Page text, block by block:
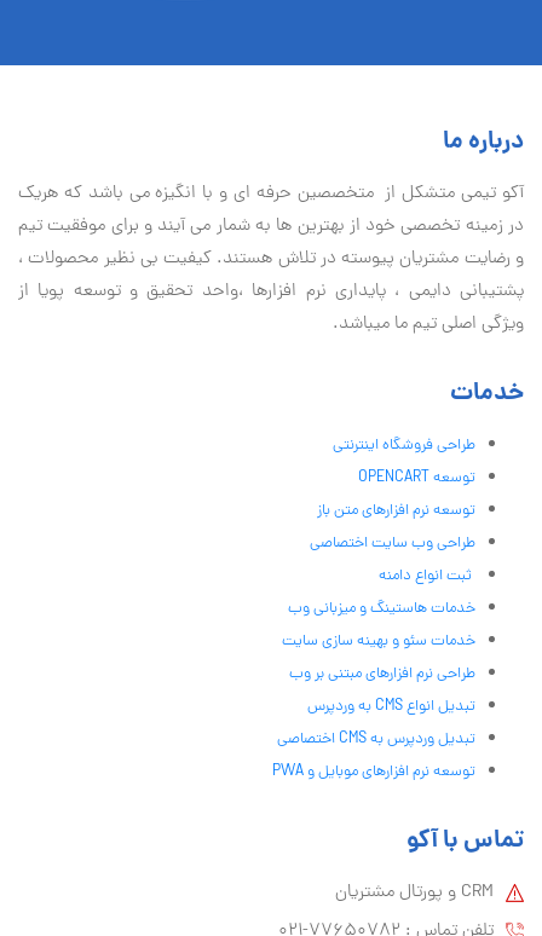
درباره ما
آكو تيمی متشکل از متخصصین حرفه ای و با انگیزه می باشد که هریک
در زمینه تخصصی خود از بهترین ها به شمار می آیند و برای موفقیت تيم
و رضایت مشتریان پیوسته در تلاش هستند. کیفیت بی نظير محصولات ،
پشتیبانی دايمی ، پایداری نرم افزارها ،واحد تحقیق و توسعه پویا از
ویژگی اصلی تیم ما میباشد.
خدمات
طراحی فروشگاه اینترنتی
توسعه OPENCART
توسعه نرم افزارهای متن باز
طراحی وب سایت اختصاصی
ثبت انواع دامنه
خدمات هاستینگ و میزبانی وب
خدمات سئو و بهینه سازی سایت
طراحی نرم افزارهای مبتنی بر وب
تبدیل انواع CMS به وردپرس
تبدیل وردپرس به CMS اختصاصی
توسعه نرم افزارهای موبایل و PWA
تماس با آکو
CRM و پورتال مشتریان